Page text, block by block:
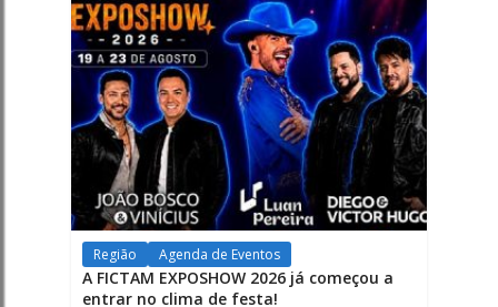
Região Agenda de Eventos
A FICTAM EXPOSHOW 2026 já começou a
entrar no clima de festa!